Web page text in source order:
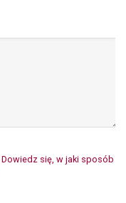
Dowiedz się, w jaki sposób